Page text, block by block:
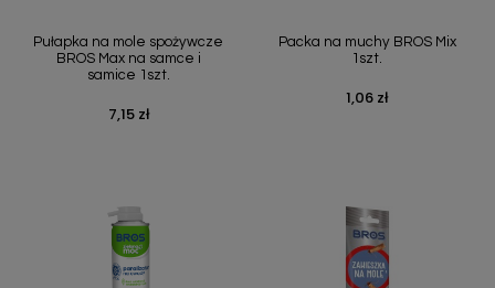
Pułapka na mole spożywcze
BROS Max na samce i
samice 1szt.
Cena
7,15 zł
Packa na muchy BROS Mix
1szt.
Cena
1,06 zł